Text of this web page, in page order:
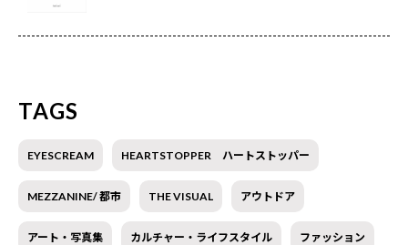
TAGS
EYESCREAM HEARTSTOPPER ハートストッパー
MEZZANINE/ 都市 THE VISUAL アウトドア
アート・写真集 カルチャー・ライフスタイル ファッション